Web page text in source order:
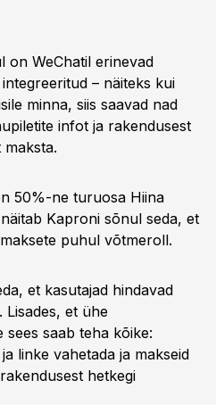
on WeChatil erinevad
– näiteks kui
minna, siis saavad nad
infot ja rakendusest
50%-ne turuosa Hiina
Kaproni sõnul seda, et
puhul võtmeroll.
et kasutajad hindavad
et ühe
sees saab teha kõike:
linke vahetada ja makseid
hetkegi